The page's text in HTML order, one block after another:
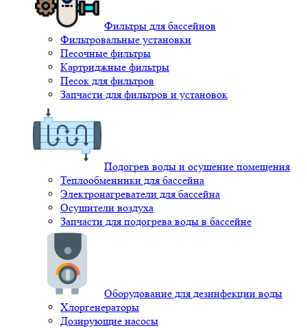
Фильтры для бассейнов
Фильтровальные установки
Песочные фильтры
Картриджные фильтры
Песок для фильтров
Запчасти для фильтров и установок
Подогрев воды и осушение помещения
Теплообменники для бассейна
Электронагреватели для бассейна
Осушители воздуха
Запчасти для подогрева воды в бассейне
Оборудование для дезинфекции воды
Хлоргенераторы
Дозирующие насосы